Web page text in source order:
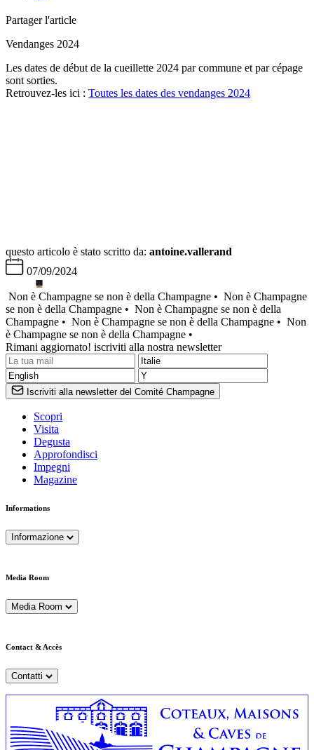
Partagerl'article
Vendanges 2024
Les dates de début de la cueillette 2024 par commune et par cépage
sont sorties.
Retrouvez-les ici : Toutes les dates des vendanges 2024
questo articolo è stato scritto da: antoine.vallerand
07/09/2024
Non è Champagne se non è della Champagne • Non è Champagne
se non è della Champagne • Non è Champagne se non è della
Champagne • Non è Champagne se non è della Champagne • Non
è Champagne se non è della Champagne •
Rimani aggiornato! iscriviti alla nostra newsletter
Iscriviti alla newsletter del Comité Champagne
Scopri
Visita
Degusta
Approfondisci
Impegni
Magazine
Informations
Informazione
Media Room
Media Room
Contact & Accès
Contatti